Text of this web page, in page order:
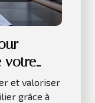
votre
et valoriser
grâce à